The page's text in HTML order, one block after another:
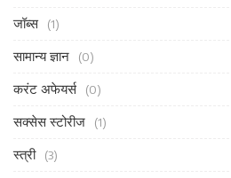
जॉब्स (1)
सामान्य ज्ञान (0)
करंट अफेयर्स (0)
सक्सेस स्टोरीज (1)
स्त्री (3)